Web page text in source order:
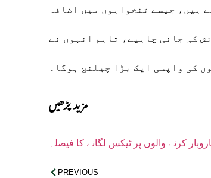
ہیں، جیسے تنخواہوں میں اضافہ
کی جانی چاہیے، تاہم انہوں نے
کی واپسی ایک بڑا چیلنج ہوگا۔
مزید پڑھیں
کرنے والوں پر ٹیکس لگانے کا فیصلہ
PREVIOUS